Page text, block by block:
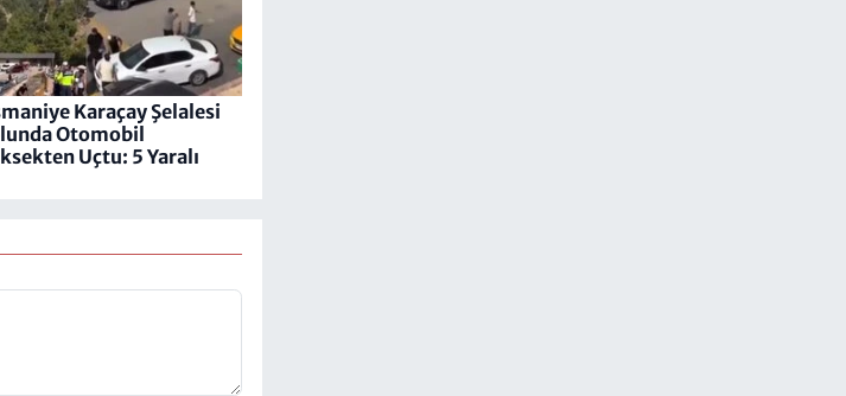
Karaçay Şelalesi
Otomobil
Uçtu: 5 Yaralı